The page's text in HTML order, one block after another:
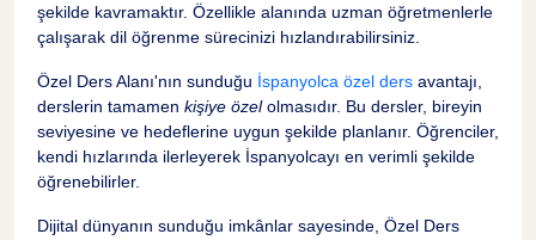
şekilde kavramaktır. Özellikle alanında uzman öğretmenlerle
çalışarak dil öğrenme sürecinizi hızlandırabilirsiniz.
Özel Ders Alanı'nın sunduğu İspanyolca özel ders avantajı,
derslerin tamamen kişiye özelolmasıdır. Bu dersler, bireyin
seviyesine ve hedeflerine uygun şekilde planlanır. Öğrenciler,
kendi hızlarında ilerleyerek İspanyolcayı en verimli şekilde
öğrenebilirler.
Dijital dünyanın sunduğu imkânlar sayesinde, Özel Ders